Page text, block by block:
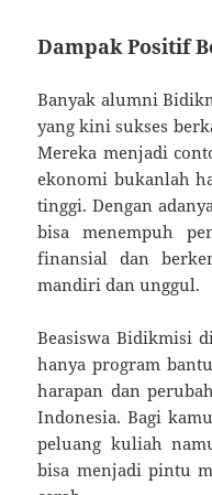
Dampak Positif
Banyak alumni
yang kini sukses
Mereka menjadi
ekonomi bukanlah
tinggi. Dengan
bisa menempuh
finansial dan
mandiri dan unggul.
Beasiswa Bidikmisi
hanya program
harapan dan
Indonesia. Bagi
peluang kuliah
bisa menjadi pintu